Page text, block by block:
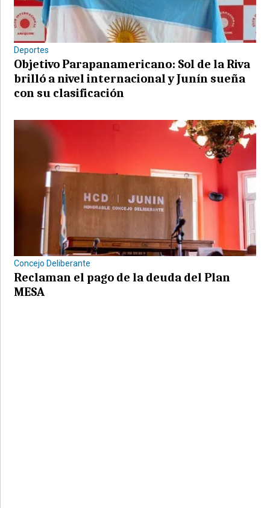
Deportes
Objetivo Parapanamericano: Sol de la Riva
brilló a nivel internacional y Junín sueña
con su clasificación
Concejo Deliberante
Reclaman el pago de la deuda del Plan
MESA